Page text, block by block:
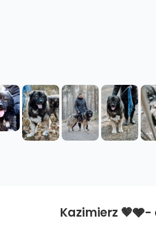
Kazimierz